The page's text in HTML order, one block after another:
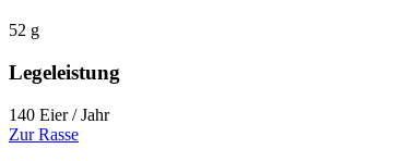
52 g
Legeleistung
140 Eier / Jahr
Zur Rasse